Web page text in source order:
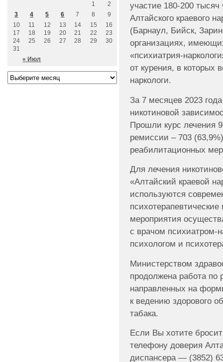
участие 180-200 тысяч
Алтайского краевого
(Барнаул, Бийск,
организациях,
«психиатрия-
от курения, в которых
наркологи.
За 7 месяцев 2023
никотиновой
Прошли курс лечения
ремиссии – 703
реабилитационных
Для лечения
«Алтайский краевой
используются
мероприятия
с врачом психиатром-
психологом и
Министерством
продолжена работа по
направленных на
к ведению здорового
табака.
Если Вы хотите
телефону доверия
диспансера — (3852)
« Июл
1
2
3
4 5 6 7 8
9
10
11 12 13 14 15
16
17
18 19 20 21 22
23
24
25 26 27 28 29
30
31